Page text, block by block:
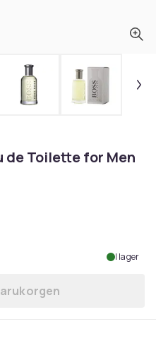
de Toilette for Men
I lager
till Hugo Boss Bottled